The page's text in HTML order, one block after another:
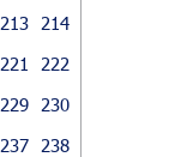
213
214
221
222
229
230
237
238